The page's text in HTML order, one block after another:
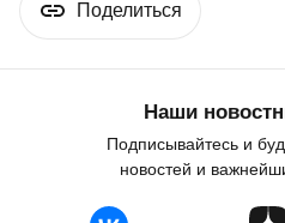
Поделиться
Наши
Подписывайтесь и
новостей и